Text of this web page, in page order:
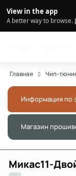
View in the app
A better way to browse.
Главная Чип-
Информация по
Магазин
Микас11-